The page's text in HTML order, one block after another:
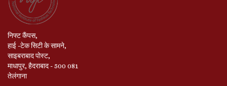
निफ्ट कैंपस,
हाई -टेक सिटी के सामने,
साइबराबाद पोस्ट,
माधापुर, हैदराबाद - 500 081
तेलंगाना